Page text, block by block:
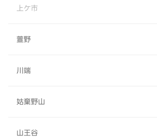
上ケ市
萱野
川端
姑棄野山
山王谷